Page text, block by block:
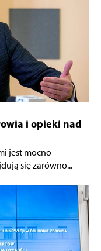
i opieki nad
jest mocno
się zarówno...